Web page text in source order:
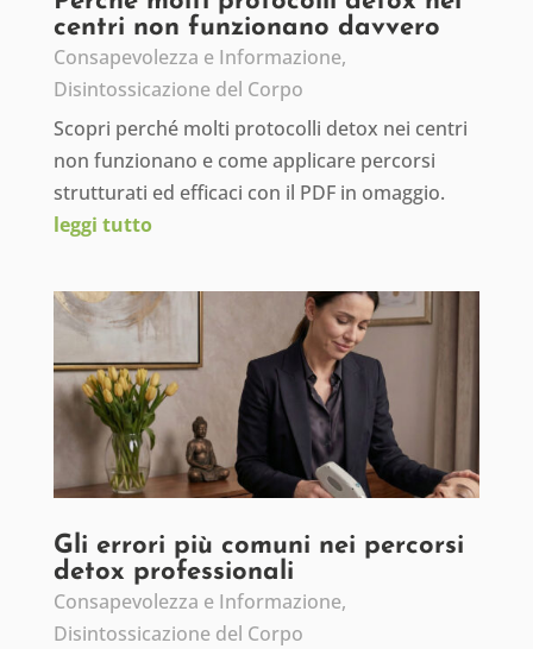
centri non funzionano davvero
Consapevolezza e Informazione,
Disintossicazione del Corpo
Scopri perché molti protocolli detox nei centri
non funzionano e come applicare percorsi
strutturati ed efficaci con il PDF in omaggio.
leggi tutto
Gli errori più comuni nei percorsi
detox professionali
Consapevolezza e Informazione,
Disintossicazione del Corpo